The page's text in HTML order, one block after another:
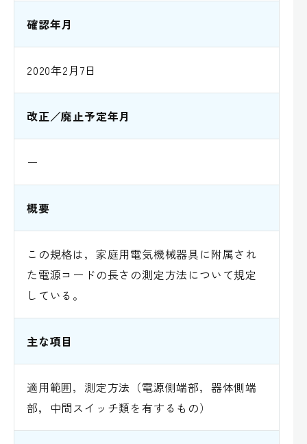
確認年月
2020年2月7日
改正／廃止予定年月
ー
概要
この規格は，家庭用電気機械器具に附属され
た電源コードの長さの測定方法について規定
している。
主な項目
適用範囲，測定方法（電源側端部，器体側端
部，中間スイッチ類を有するもの）